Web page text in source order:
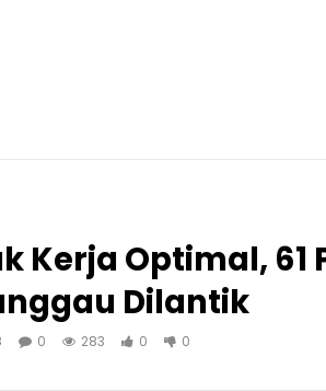
Kerja Optimal, 61
Dilantik
0 283 0 0